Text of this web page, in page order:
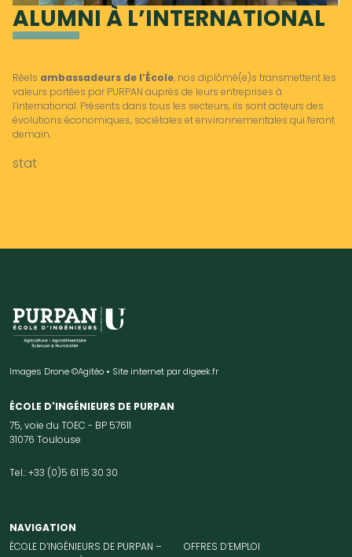
ALUMNI À L’INTERNATIONAL
Réels ambassadeurs de l’École, nos diplômé(e)s transmettent les
valeurs portées par PURPAN auprès de leurs entreprises à
l’international. Présents dans tous les secteurs, ils sont acteurs des
évolutions économiques, sociétales et environnementales qui feront
demain.
stat
Images Drone ©Agitéo • Site internet pardigeek.fr
ÉCOLE D'INGÉNIEURS DE PURPAN
75, voie du TOEC - BP 57611
31076 Toulouse
Tel.: +33 (0)5 61 15 30 30
NAVIGATION
ÉCOLE D’INGÉNIEURS DE PURPAN –
OFFRES D’EMPLOI